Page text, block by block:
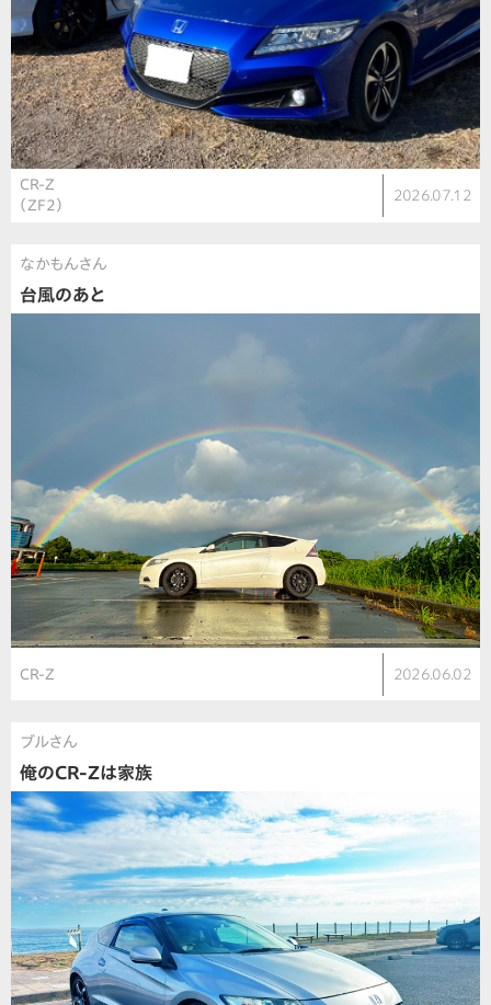
CR-Z
（ZF2）
2026.07.12
なかもんさん
台風のあと
CR-Z 2026.06.02
ブルさん
俺のCR-Zは家族